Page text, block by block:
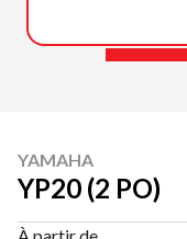
YAMAHA
YP20 (2 PO)